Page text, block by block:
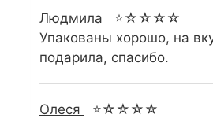
Людмила
⭐☆☆☆☆
Упакованы хорошо, на
подарила, спасибо.
Олеся
⭐☆☆☆☆